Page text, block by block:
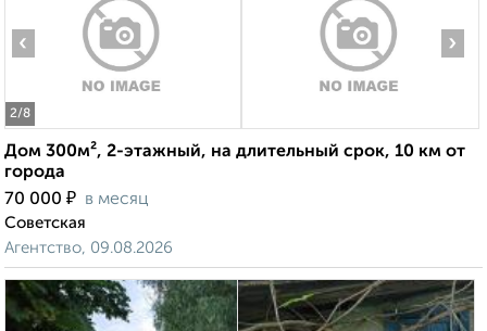
2/8
‹ ›
Дом 300м², 2-этажный, на длительный срок, 10 км от
города
70 000 ₽ в месяц
Советская
Агентство, 09.08.2026